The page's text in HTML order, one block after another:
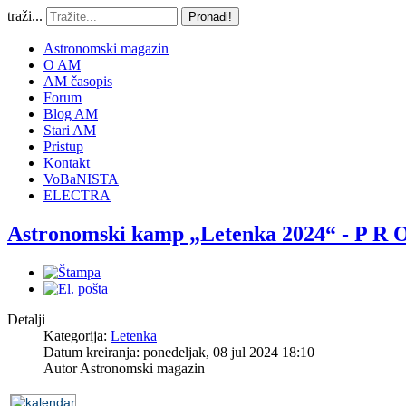
traži... Pronađi!
Astronomski magazin
O AM
AM časopis
Forum
Blog AM
Stari AM
Pristup
Kontakt
VoBaNISTA
ELECTRA
Astronomski kamp „Letenka 2024“ - P R
Detalji
Kategorija: Letenka
Datum kreiranja: ponedeljak, 08 jul 2024 18:10
AutorAstronomski magazin